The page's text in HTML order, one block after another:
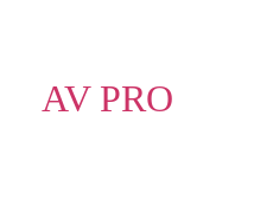
AV PRO